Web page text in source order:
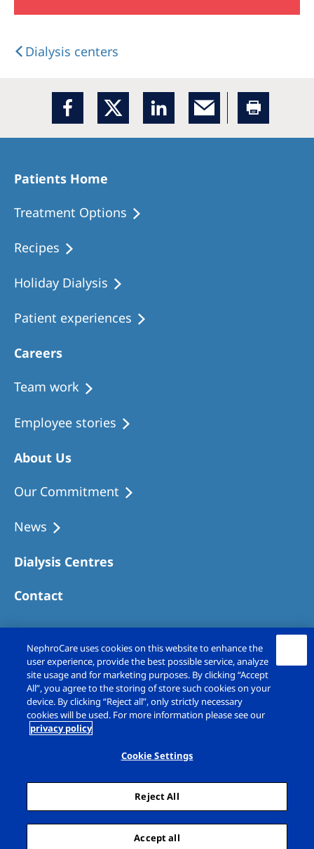
Dialysis centers
Patients Home
Treatment Options
Recipes
Holiday Dialysis
Patient experiences
Careers
Team work
Employee stories
About Us
Our Commitment
News
Dialysis Centres
Contact
Copyright © Fresenius Medical Care (UK)
Limited 2026. All rights reserved
Legal Notice
Privacy Policy
Cookie Settings
Sitemap
NephroCare uses cookies on this website to enhance the
user experience, provide the best possible service, analyze
site usage and for marketing purposes. By clicking “Accept
All”, you agree to the storing of store such cookies on your
device. By clicking “Reject all”, only strictly necessary
cookies will be used. For more information please see our
privacy policy
Cookie Settings
Reject All
Accept all